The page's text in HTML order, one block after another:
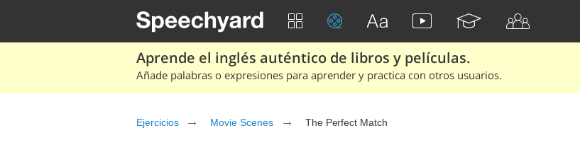
Aprende el inglés auténtico de libros y películas.
Añade palabras o expresiones para aprender y practica con otros usuarios.
Ejercicios Movie Scenes The Perfect Match